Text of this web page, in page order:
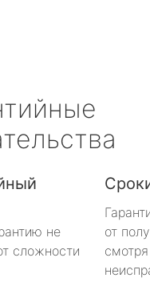
не
сложности
от